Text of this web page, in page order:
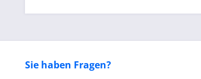
Sie haben Fragen?